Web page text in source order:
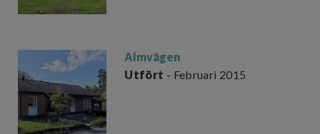
Almvägen
Utfört - Februari 2015